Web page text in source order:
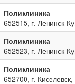
Поликлиника
652515, г. Ленинск-
Поликлиника
652523, г. Ленинск-
Поликлиника
652700, г.